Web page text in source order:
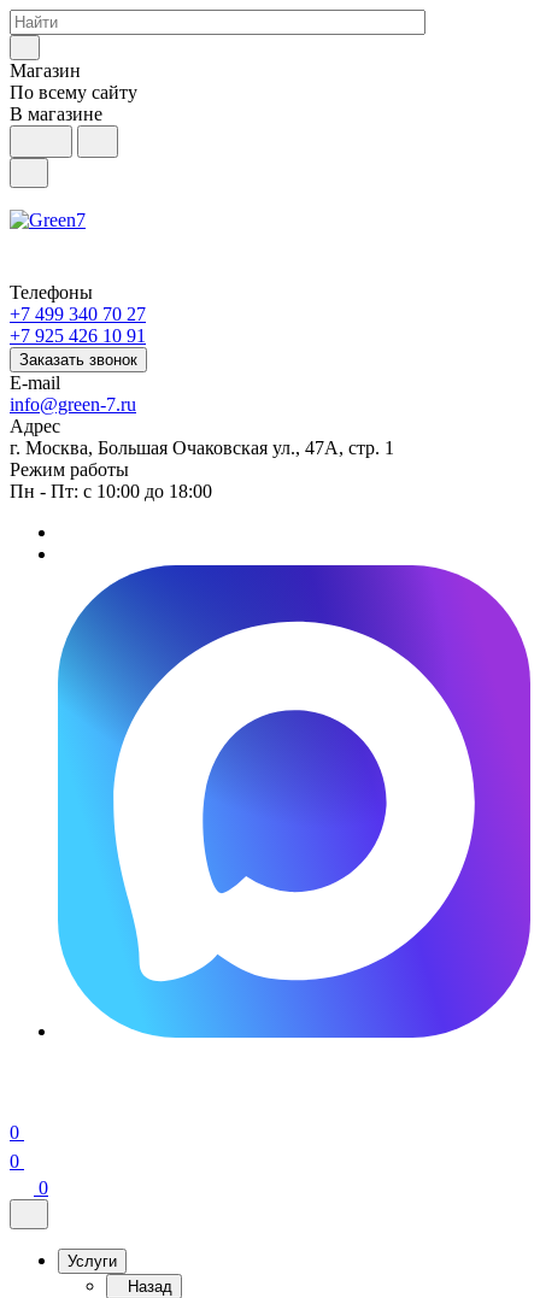
Магазин
По всему сайту
В магазине
Телефоны
+7 499 340 70 27
+7 925 426 10 91
Заказать звонок
E-mail
info@green-7.ru
Адрес
г. Москва, Большая Очаковская ул., 47А, стр. 1
Режим работы
Пн - Пт: с 10:00 до 18:00
0
0
0
Услуги
Назад